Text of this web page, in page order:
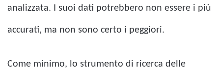
analizzata. I suoi dati potrebbero non essere i più
accurati, ma non sono certo i peggiori.
Come minimo, lo strumento di ricerca delle